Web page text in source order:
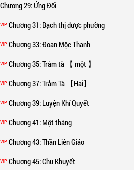
Chương 29: Ứng Đối
VIP Chương 31: Bạch thị dược phường
VIP Chương 33: Đoan Mộc Thanh
VIP Chương 35: Trảm tà 【 một 】
VIP Chương 37: Trảm Tà 【Hai】
VIP Chương 39: Luyện Khí Quyết
VIP Chương 41: Một tháng
VIP Chương 43: Thần Liên Giáo
VIP Chương 45: Chu Khuyết